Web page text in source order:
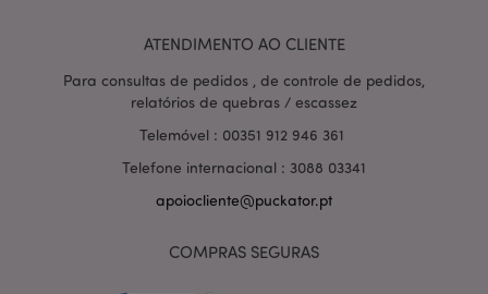
ATENDIMENTO AO CLIENTE
Para consultas de pedidos , de controle de pedidos,
relatórios de quebras / escassez
Telemóvel : 00351 912 946 361
Telefone internacional : 3088 03341
apoiocliente@puckator.pt
COMPRAS SEGURAS
PHPSESSID
PHP.net
.www.puckator.pt